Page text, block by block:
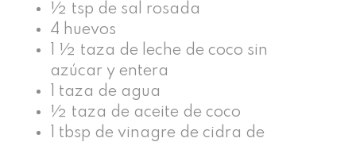
½ tsp de sal rosada
4 huevos
1 ½ taza de leche de coco sin
azúcar y entera
1 taza de agua
½ taza de aceite de coco
1 tbsp de vinagre de cidra de